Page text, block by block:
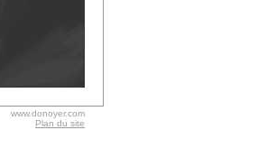
www.donoyer.com
Plan du site